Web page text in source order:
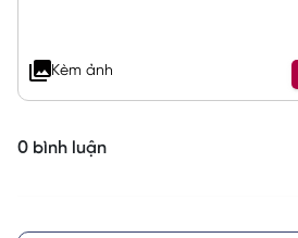
Kèm ảnh
0 bình luận